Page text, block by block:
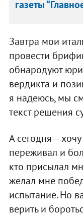
газеты
Завтра мои
провести
обнародуют
вердикта и
я надеюсь, мы
текст решения
А сегодня –
переживал и
кто присылал
желал мне
испытание. Но
верить и